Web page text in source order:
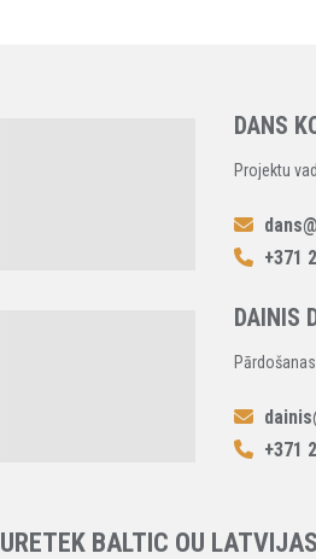
DANS
Projektu
+371
DAINIS
+371
URETEK BALTIC OU